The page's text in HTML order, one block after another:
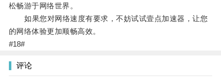
松畅游于网络世界。
如果您对网络速度有要求，不妨试试壹点加速器，让您
的网络体验更加顺畅高效。
#18#
评论